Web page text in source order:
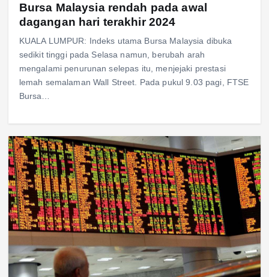
Bursa Malaysia rendah pada awal
dagangan hari terakhir 2024
KUALA LUMPUR: Indeks utama Bursa Malaysia dibuka
sedikit tinggi pada Selasa namun, berubah arah
mengalami penurunan selepas itu, menjejaki prestasi
lemah semalaman Wall Street. Pada pukul 9.03 pagi, FTSE
Bursa…